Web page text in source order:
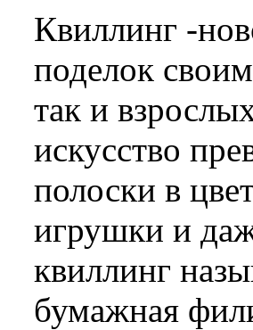
Квиллинг -
поделок
так и
искусство
полоски в
игрушки и
квиллинг
бумажная